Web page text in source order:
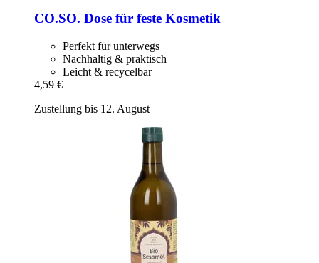
CO.SO. Dose für feste Kosmetik
Perfekt für unterwegs
Nachhaltig & praktisch
Leicht & recycelbar
4,59 €
Zustellung bis 12. August